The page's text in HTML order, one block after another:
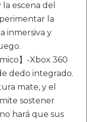
escena del
la
inmersiva y
】-Xbox 360
dedo integrado.
mate, y el
sostener
hará que sus